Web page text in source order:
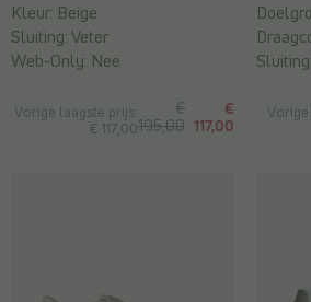
Vorige laagste prijs:
€ 117,00
€
195,00
€
117,00
Kleur: Beige
Sluiting:Veter
Web-Only: Nee
Sluiting: